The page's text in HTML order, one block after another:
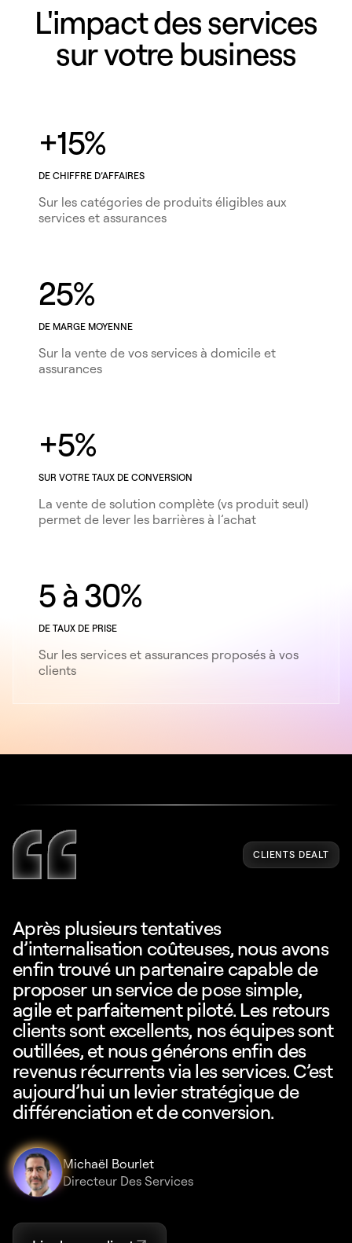
L'impact des services
sur votre business
+15%
DE CHIFFRE D’AFFAIRES
Sur les catégories de produits éligibles aux
services et assurances
25%
DE MARGE MOYENNE
Sur la vente de vos services à domicile et
assurances
+5%
SUR VOTRE TAUX DE CONVERSION
La vente de solution complète (vs produit seul)
permet de lever les barrières à l’achat
5 à 30%
DE TAUX DE PRISE
Sur les services et assurances proposés à vos
clients
CLIENTS DEALT
Après plusieurs tentatives
d’internalisation coûteuses, nous avons
enfin trouvé un partenaire capable de
proposer un service de pose simple,
agile et parfaitement piloté. Les retours
clients sont excellents, nos équipes sont
outillées, et nous générons enfin des
revenus récurrents via les services. C’est
aujourd’hui un levier stratégique de
différenciation et de conversion.
Michaël Bourlet
Directeur Des Services